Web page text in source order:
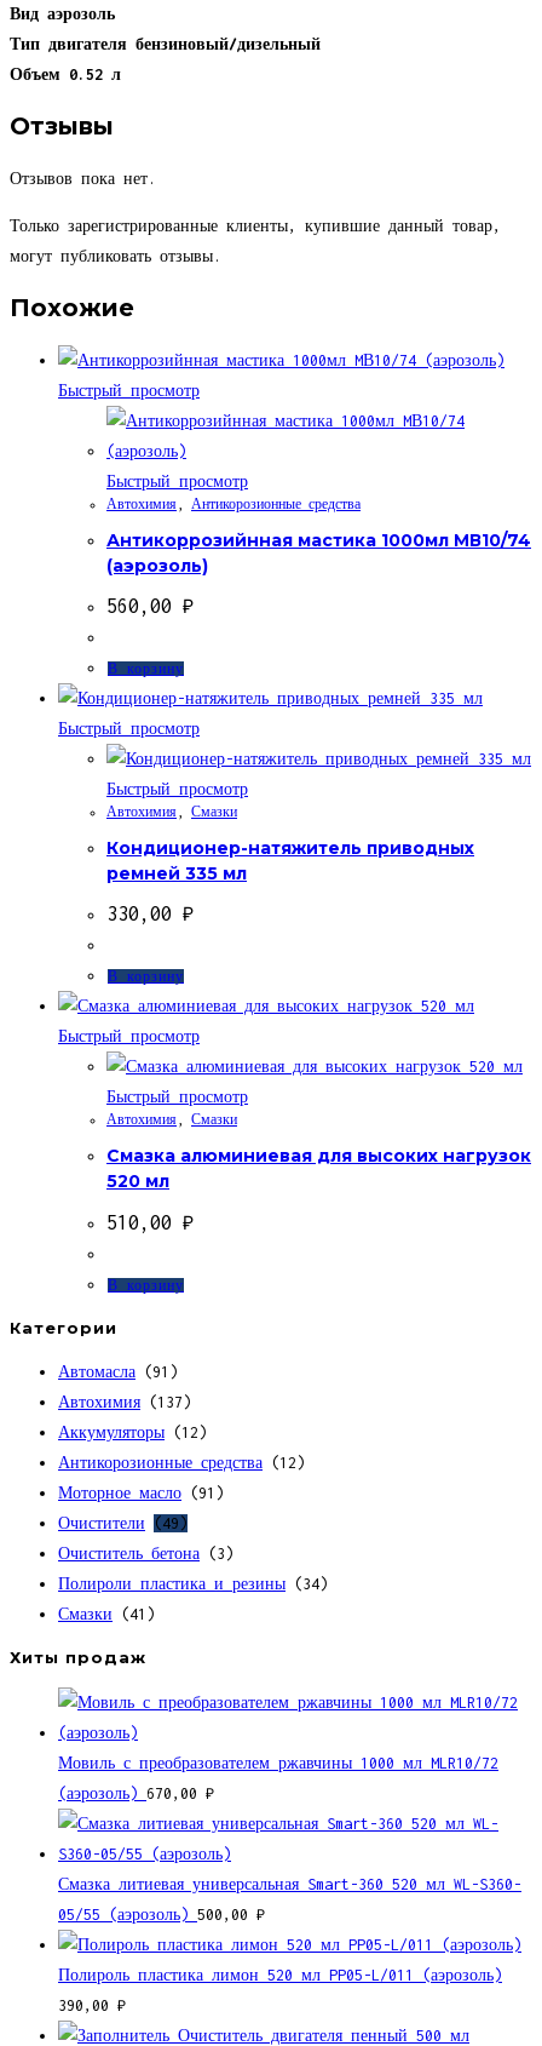
Вид аэрозоль
Тип двигателя бензиновый/дизельный
Объем 0.52 л
Отзывы
Отзывов пока нет.
Только зарегистрированные клиенты, купившие данный товар,
могут публиковать отзывы.
Похожие
Быстрый просмотр
Быстрый просмотр
Автохимия Антикорозионные средства
Антикоррозийнная мастика 1000мл MВ10/74
(аэрозоль)
560,00 ₽
В корзину
Быстрый просмотр
Быстрый просмотр
Автохимия Смазки
Кондиционер-натяжитель приводных
ремней 335 мл
330,00 ₽
В корзину
Быстрый просмотр
Быстрый просмотр
Автохимия Смазки
Смазка алюминиевая для высоких нагрузок
520 мл
510,00 ₽
В корзину
Категории
Автомасла (91)
Автохимия (137)
Аккумуляторы (12)
Антикорозионные средства (12)
Моторное масло (91)
Очистители
(49)
Очиститель бетона (3)
Полироли пластика и резины (34)
Смазки (41)
Хиты продаж
Мовиль с преобразователем ржавчины 1000 мл MLR10/72
(аэрозоль) 670,00 ₽
Смазка литиевая универсальная Smart-360 520 мл WL-S360-
05/55 (аэрозоль) 500,00 ₽
Полироль пластика лимон 520 мл PP05-L/011 (аэрозоль)
390,00 ₽
Очиститель двигателя пенный 500 мл